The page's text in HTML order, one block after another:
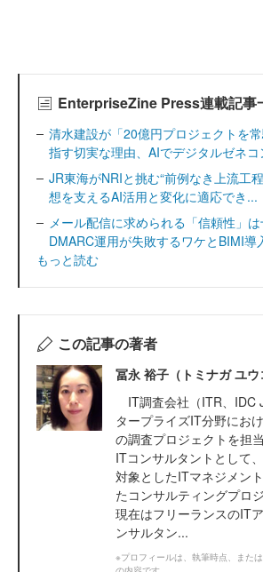
EnterpriseZine Press連載記事
清水建設が「20億円プロジェクトを
指す切実な理由、AIでデジタルゼネコ
JR東海がNRIと挑む“前例なき上流工
想を支えるAI活用と変化に適応でき...
メール配信に求められる「信頼性」
DMARC運用が失敗するワケとBIMI導
もっと読む
この記事の著者
冨永 裕子（トミナガ ユウ
IT調査会社（ITR、IDC
タープライズIT分野にお
の調査プロジェクトを担
ITコンサルタントとして
対象としたITマネジメン
たコンサルティングプロ
現在はフリーランスのIT
ンサルタン...
※プロフィールは、執筆時点、また